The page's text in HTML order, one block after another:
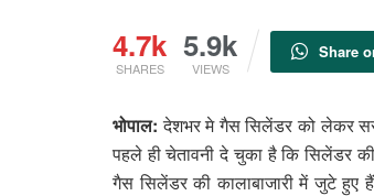
4.7k
SHARES
5.9k
VIEWS
Share
भोपाल: देशभर मे गैस सिलेंडर को लेकर
पहले ही चेतावनी दे चुका है कि सिलेंडर
गैस सिलेंडर की कालाबाजारी में जुटे हुए